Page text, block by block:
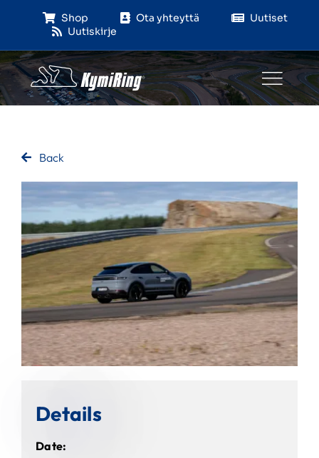
content
Shop Ota yhteyttä
Uutiset
Uutiskirje
Back
Details
Date: